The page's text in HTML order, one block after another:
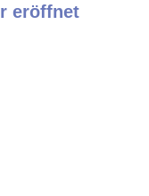
eröffnet